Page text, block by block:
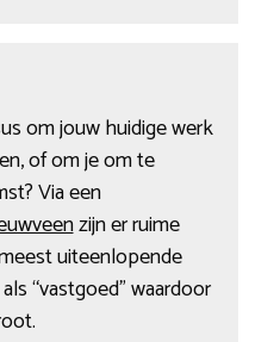
om jouw huidige werk
of om je om te
Via een
zijn er ruime
uiteenlopende
“vastgoed” waardoor